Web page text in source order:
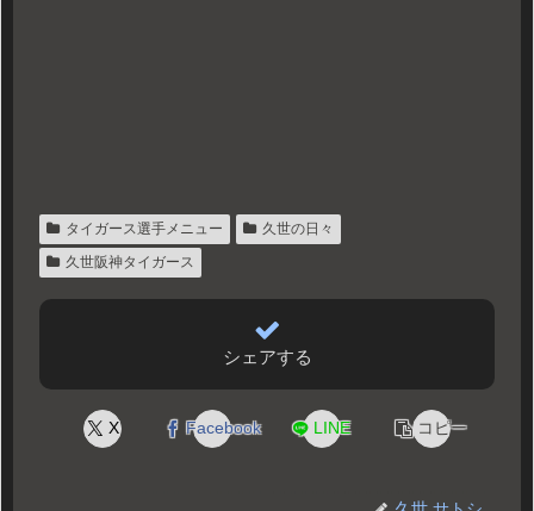
タイガース選手メニュー
久世の日々
久世阪神タイガース
シェアする
X Facebook LINE コピー